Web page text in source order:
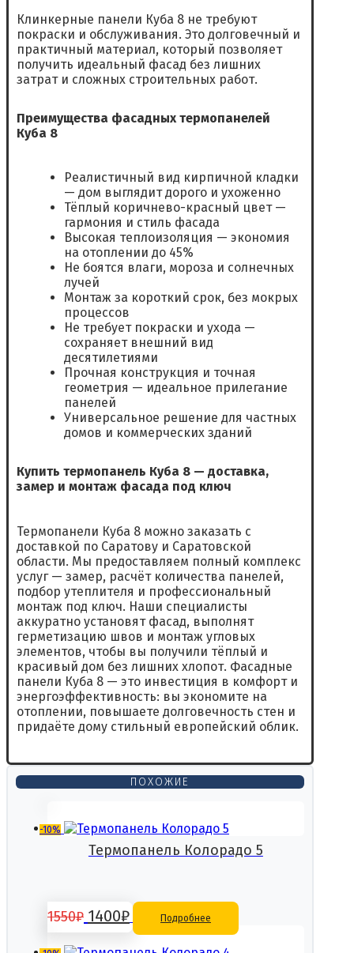
Клинкерные панели Куба 8 не требуют
покраски и обслуживания. Это долговечный и
практичный материал, который позволяет
получить идеальный фасад без лишних
затрат и сложных строительных работ.
Преимущества фасадных термопанелей
Куба 8
Реалистичный вид кирпичной кладки
— дом выглядит дорого и ухоженно
Тёплый коричнево-красный цвет —
гармония и стиль фасада
Высокая теплоизоляция — экономия
на отоплении до 45%
Не боятся влаги, мороза и солнечных
лучей
Монтаж за короткий срок, без мокрых
процессов
Не требует покраски и ухода —
сохраняет внешний вид
десятилетиями
Прочная конструкция и точная
геометрия — идеальное прилегание
панелей
Универсальное решение для частных
домов и коммерческих зданий
Купить термопанель Куба 8 — доставка,
замер и монтаж фасада под ключ
Термопанели Куба 8 можно заказать с
доставкой по Саратову и Саратовской
области. Мы предоставляем полный комплекс
услуг — замер, расчёт количества панелей,
подбор утеплителя и профессиональный
монтаж под ключ. Наши специалисты
аккуратно установят фасад, выполнят
герметизацию швов и монтаж угловых
элементов, чтобы вы получили тёплый и
красивый дом без лишних хлопот. Фасадные
панели Куба 8 — это инвестиция в комфорт и
энергоэффективность: вы экономите на
отоплении, повышаете долговечность стен и
придаёте дому стильный европейский облик.
ПОХОЖИЕ
-10%
Термопанель Колорадо 5
1550₽ Первоначальная
1400₽Текущая
цена:
Подробнее